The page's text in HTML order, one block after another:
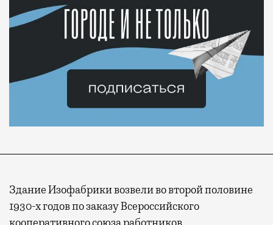
Здание Изофабрики возвели во второй половине
1930-х годов по заказу Всероссийского